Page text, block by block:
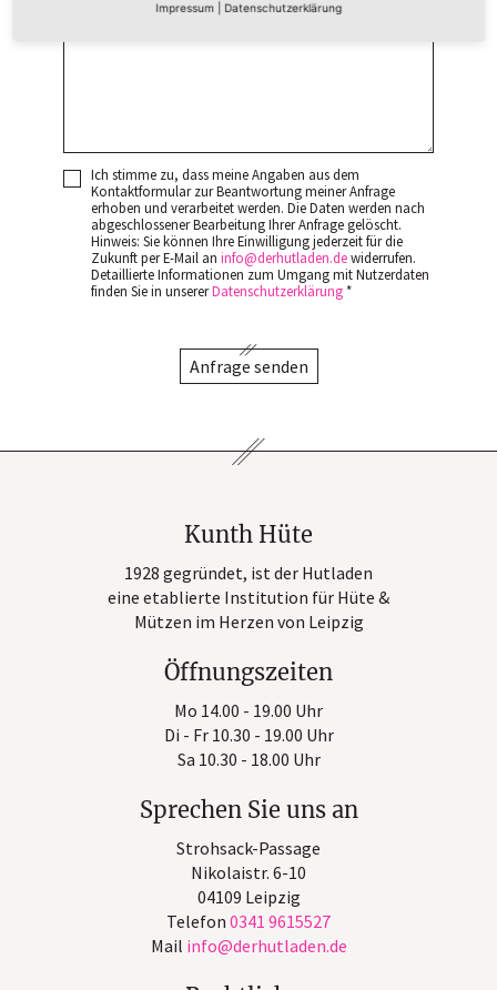
Ich stimme zu, dass meine Angaben aus dem
Kontaktformular zur Beantwortung meiner Anfrage
erhoben und verarbeitet werden. Die Daten werden nach
abgeschlossener Bearbeitung Ihrer Anfrage gelöscht.
Hinweis: Sie können Ihre Einwilligung jederzeit für die
Zukunft per E-Mail aninfo derhutladen dewiderrufen.
Detaillierte Informationen zum Umgang mit Nutzerdaten
finden Sie in unsererDatenschutzerklärung*
Anfrage senden
Kunth Hüte
1928 gegründet, ist der Hutladen
eine etablierte Institution für Hüte &
Mützen im Herzen von Leipzig
Öffnungszeiten
Mo 14.00 - 19.00 Uhr
Di - Fr 10.30 - 19.00 Uhr
Sa 10.30 - 18.00 Uhr
Sprechen Sie uns an
Strohsack-Passage
Nikolaistr. 6-10
04109 Leipzig
Telefon 0341 9615527
Mail info derhutladen de
Impressum Datenschutzerklärung